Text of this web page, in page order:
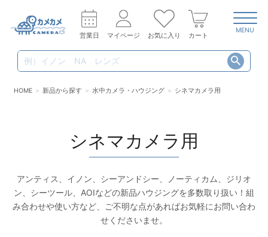
営業日 マイページ お気に入り カート
MENU
HOME 新品から探す 水中カメラ・ハウジング シネマカメラ用
シネマカメラ用
アンティス、イノン、シーアンドシー、ノーティカム、ジリオ
ン、シーツール、AOIなどの新品ハウジングを多数取り扱い！組
み合わせや使い方など、ご不明な点があればお気軽にお問い合わ
せくださいませ。